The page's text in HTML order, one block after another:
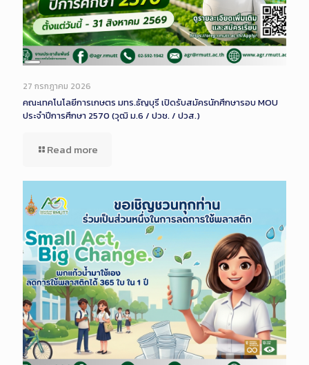
Long
Description
27 กรกฎาคม 2026
คณะเทคโนโลยีการเกษตร มทร.ธัญบุรี เปิดรับสมัครนักศึกษารอบ MOU
ประจำปีการศึกษา 2570 (วุฒิ ม.6 / ปวช. / ปวส.)
Read more